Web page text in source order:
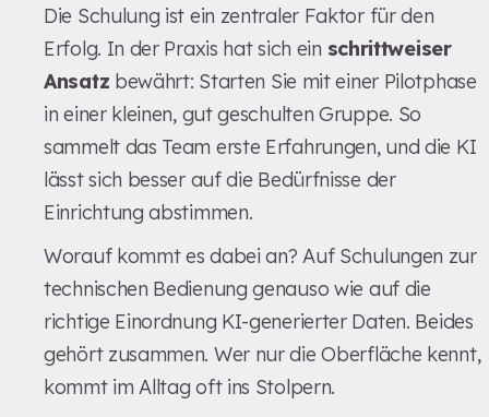
Die Schulung ist ein zentraler Faktor für den
Erfolg. In der Praxis hat sich ein schrittweiser
Ansatz bewährt: Starten Sie mit einer Pilotphase
in einer kleinen, gut geschulten Gruppe. So
sammelt das Team erste Erfahrungen, und die KI
lässt sich besser auf die Bedürfnisse der
Einrichtung abstimmen.
Worauf kommt es dabei an? Auf Schulungen zur
technischen Bedienung genauso wie auf die
richtige Einordnung KI-generierter Daten. Beides
gehört zusammen. Wer nur die Oberfläche kennt,
kommt im Alltag oft ins Stolpern.